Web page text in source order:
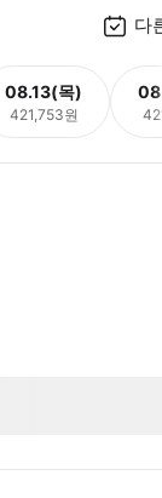
다
08.13(목)
421,753원